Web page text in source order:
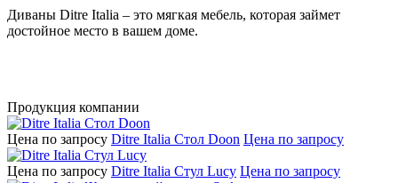
Диваны Ditre Italia – это мягкая мебель, которая займет
достойное место в вашем доме.
Продукция компании
Цена по запросу Ditre Italia Стол Doon Цена по запросу
Цена по запросу Ditre Italia Стул Lucy Цена по запросу